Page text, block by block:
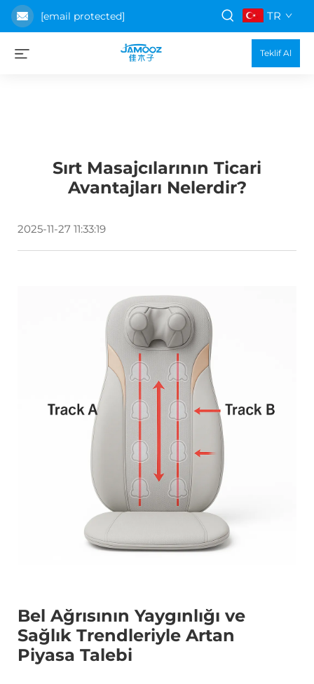
[email protected] TR
Teklif Al
Sırt Masajcılarının Ticari
Avantajları Nelerdir?
2025-11-27 11:33:19
Bel Ağrısının Yaygınlığı ve
Sağlık Trendleriyle Artan
Piyasa Talebi